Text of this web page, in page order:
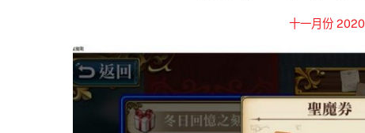
十一月份 2020